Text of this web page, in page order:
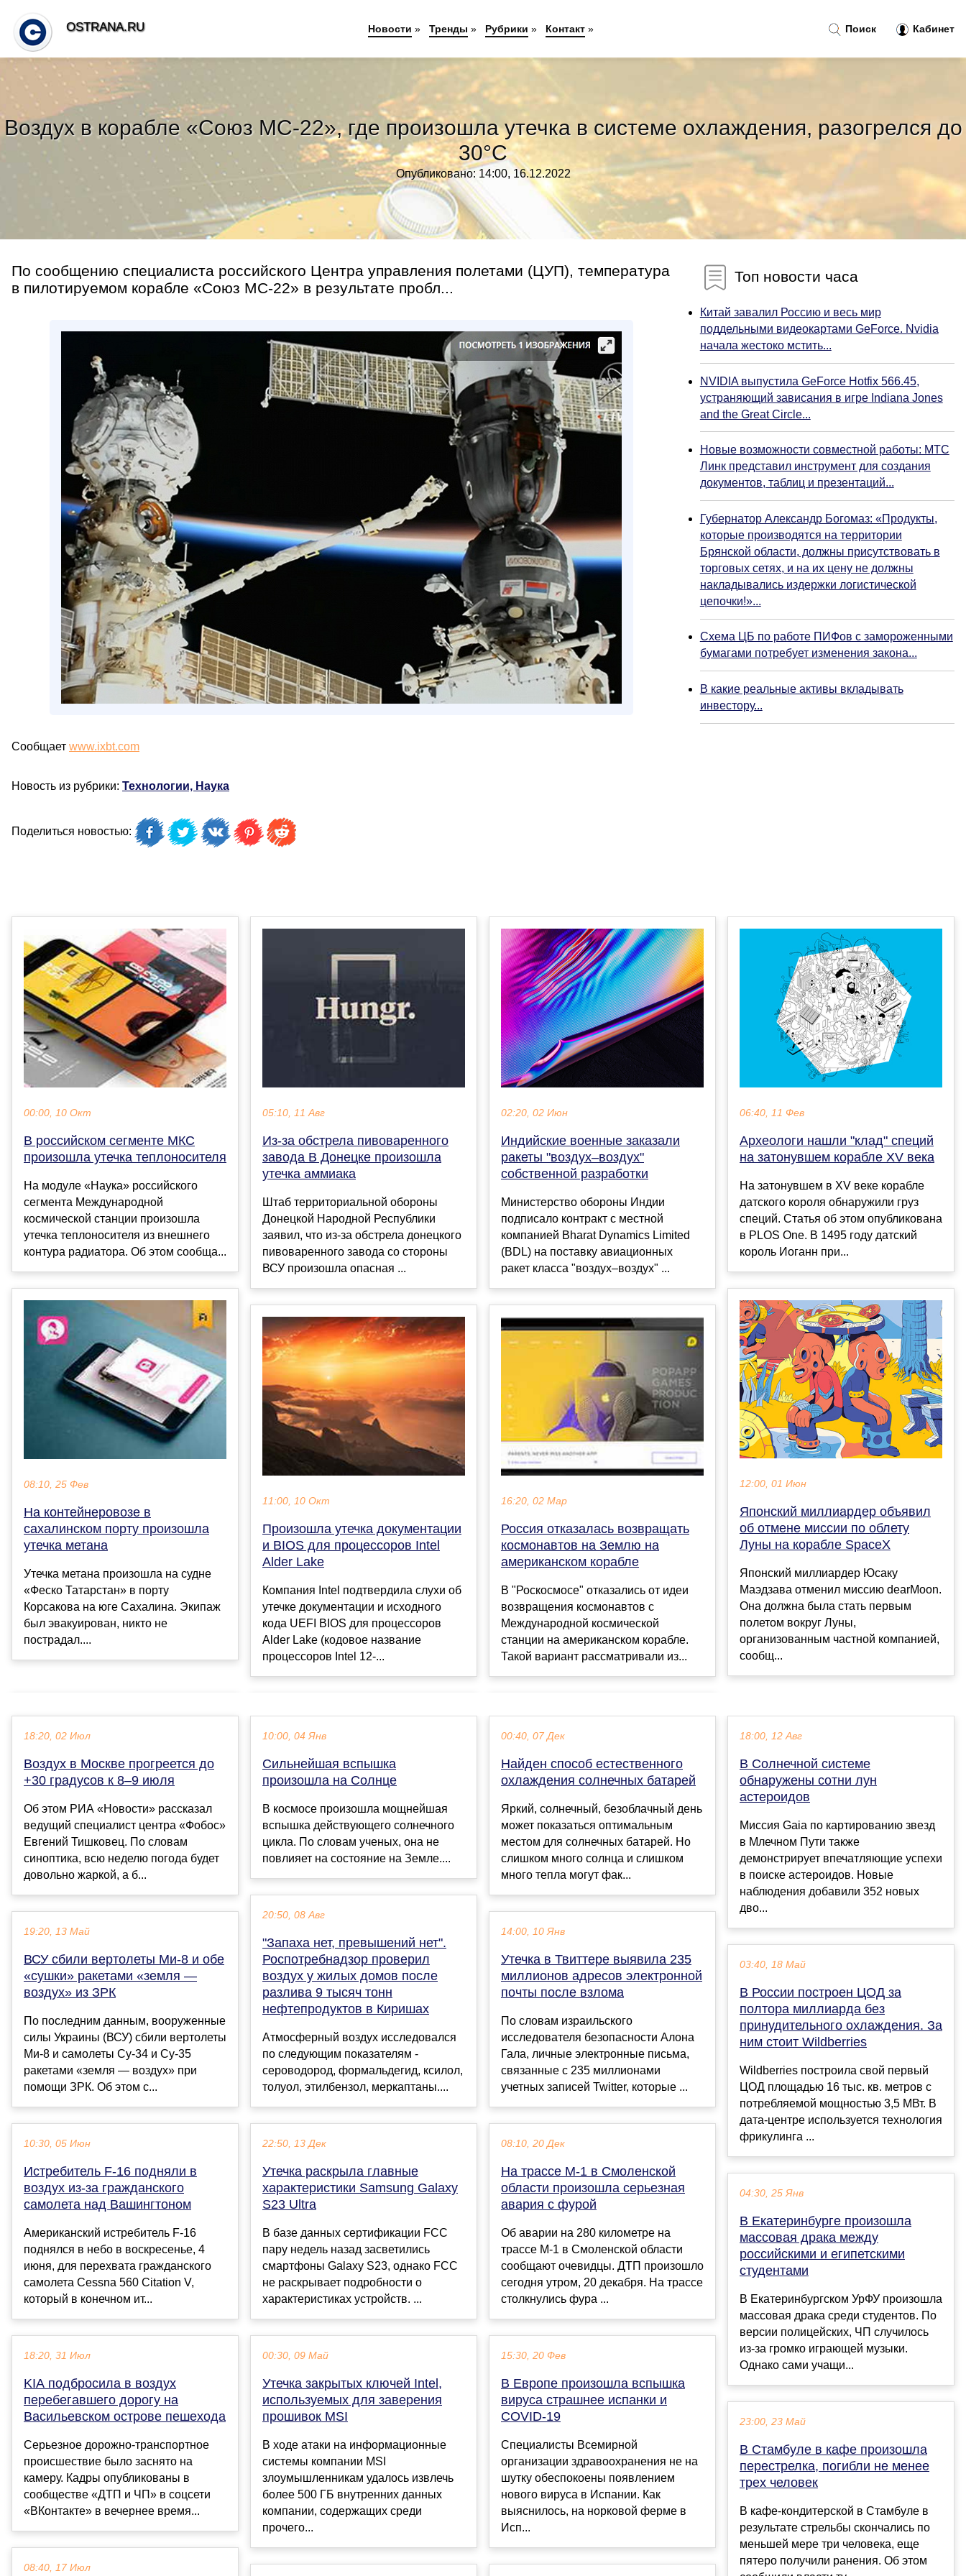
Воздух в корабле «Союз МС-22», где произошла утечка в системе охлаждения, разогрелся до
30°С
Опубликовано: 14:00, 16.12.2022
По сообщению специалиста российского Центра управления полетами (ЦУП), температура
в пилотируемом корабле «Союз МС-22» в результате пробл...
Сообщает www.ixbt.com
Новость из рубрики: Технологии, Наука
Поделиться новостью:
Топ новости часа
Китай завалил Россию и весь мир
поддельными видеокартами GeForce. Nvidia
начала жестоко мстить...
NVIDIA выпустила GeForce Hotfix 566.45,
устраняющий зависания в игре Indiana Jones
and the Great Circle...
Новые возможности совместной работы: МТС
Линк представил инструмент для создания
документов, таблиц и презентаций...
Губернатор Александр Богомаз: «Продукты,
которые производятся на территории
Брянской области, должны присутствовать в
торговых сетях, и на их цену не должны
накладывались издержки логистической
цепочки!»...
Схема ЦБ по работе ПИФов с замороженными
бумагами потребует изменения закона...
В какие реальные активы вкладывать
инвестору...
00:00, 10 Окт
В российском сегменте МКС
произошла утечка теплоносителя
На модуле «Наука» российского
сегмента Международной
космической станции произошла
утечка теплоносителя из внешнего
контура радиатора. Об этом сообща...
08:10, 25 Фев
На контейнеровозе в
сахалинском порту произошла
утечка метана
Утечка метана произошла на судне
«Феско Татарстан» в порту
Корсакова на юге Сахалина. Экипаж
был эвакуирован, никто не
пострадал....
05:10, 11 Авг
Из-за обстрела пивоваренного
завода В Донецке произошла
утечка аммиака
Штаб территориальной обороны
Донецкой Народной Республики
заявил, что из-за обстрела донецкого
пивоваренного завода со стороны
ВСУ произошла опасная ...
11:00, 10 Окт
Произошла утечка документации
и BIOS для процессоров Intel
Alder Lake
Компания Intel подтвердила слухи об
утечке документации и исходного
кода UEFI BIOS для процессоров
Alder Lake (кодовое название
процессоров Intel 12-...
02:20, 02 Июн
Индийские военные заказали
ракеты "воздух–воздух"
собственной разработки
Министерство обороны Индии
подписало контракт с местной
компанией Bharat Dynamics Limited
(BDL) на поставку авиационных
ракет класса "воздух–воздух" ...
16:20, 02 Мар
Россия отказалась возвращать
космонавтов на Землю на
американском корабле
В "Роскосмосе" отказались от идеи
возвращения космонавтов с
Международной космической
станции на американском корабле.
Такой вариант рассматривали из...
06:40, 11 Фев
Археологи нашли "клад" специй
на затонувшем корабле XV века
На затонувшем в XV веке корабле
датского короля обнаружили груз
специй. Статья об этом опубликована
в PLOS One. В 1495 году датский
король Иоганн при...
12:00, 01 Июн
Японский миллиардер объявил
об отмене миссии по облету
Луны на корабле SpaceX
Японский миллиардер Юсаку
Маэдзава отменил миссию dearMoon.
Она должна была стать первым
полетом вокруг Луны,
организованным частной компанией,
сообщ...
18:20, 02 Июл
Воздух в Москве прогреется до
+30 градусов к 8–9 июля
Об этом РИА «Новости» рассказал
ведущий специалист центра «Фобос»
Евгений Тишковец. По словам
синоптика, всю неделю погода будет
довольно жаркой, а б...
19:20, 13 Май
ВСУ сбили вертолеты Ми-8 и обе
«сушки» ракетами «земля —
воздух» из ЗРК
По последним данным, вооруженные
силы Украины (ВСУ) сбили вертолеты
Ми-8 и самолеты Су-34 и Су-35
ракетами «земля — воздух» при
помощи ЗРК. Об этом с...
10:30, 05 Июн
Истребитель F-16 подняли в
воздух из-за гражданского
самолета над Вашингтоном
Американский истребитель F-16
поднялся в небо в воскресенье, 4
июня, для перехвата гражданского
самолета Cessna 560 Citation V,
который в конечном ит...
18:20, 31 Июл
KIA подбросила в воздух
перебегавшего дорогу на
Васильевском острове пешехода
Серьезное дорожно-транспортное
происшествие было заснято на
камеру. Кадры опубликованы в
сообществе «ДТП и ЧП» в соцсети
«ВКонтакте» в вечернее время...
08:40, 17 Июл
10:00, 04 Янв
Сильнейшая вспышка
произошла на Солнце
В космосе произошла мощнейшая
вспышка действующего солнечного
цикла. По словам ученых, она не
повлияет на состояние на Земле....
20:50, 08 Авг
"Запаха нет, превышений нет".
Роспотребнадзор проверил
воздух у жилых домов после
разлива 9 тысяч тонн
нефтепродуктов в Киришах
Атмосферный воздух исследовался
по следующим показателям -
сероводород, формальдегид, ксилол,
толуол, этилбензол, меркаптаны....
22:50, 13 Дек
Утечка раскрыла главные
характеристики Samsung Galaxy
S23 Ultra
В базе данных сертификации FCC
пару недель назад засветились
смартфоны Galaxy S23, однако FCC
не раскрывает подробности о
характеристиках устройств. ...
00:30, 09 Май
Утечка закрытых ключей Intel,
используемых для заверения
прошивок MSI
В ходе атаки на информационные
системы компании MSI
злоумышленникам удалось извлечь
более 500 ГБ внутренних данных
компании, содержащих среди
прочего...
00:40, 07 Дек
Найден способ естественного
охлаждения солнечных батарей
Яркий, солнечный, безоблачный день
может показаться оптимальным
местом для солнечных батарей. Но
слишком много солнца и слишком
много тепла могут фак...
14:00, 10 Янв
Утечка в Твиттере выявила 235
миллионов адресов электронной
почты после взлома
По словам израильского
исследователя безопасности Алона
Гала, личные электронные письма,
связанные с 235 миллионами
учетных записей Twitter, которые ...
08:10, 20 Дек
На трассе М-1 в Смоленской
области произошла серьезная
авария с фурой
Об аварии на 280 километре на
трассе М-1 в Смоленской области
сообщают очевидцы. ДТП произошло
сегодня утром, 20 декабря. На трассе
столкнулись фура ...
15:30, 20 Фев
В Европе произошла вспышка
вируса страшнее испанки и
COVID-19
Специалисты Всемирной
организации здравоохранения не на
шутку обеспокоены появлением
нового вируса в Испании. Как
выяснилось, на норковой ферме в
Исп...
18:00, 12 Авг
В Солнечной системе
обнаружены сотни лун
астероидов
Миссия Gaia по картированию звезд
в Млечном Пути также
демонстрирует впечатляющие успехи
в поиске астероидов. Новые
наблюдения добавили 352 новых
дво...
03:40, 18 Май
В России построен ЦОД за
полтора миллиарда без
принудительного охлаждения. За
ним стоит Wildberries
Wildberries построила свой первый
ЦОД площадью 16 тыс. кв. метров с
потребляемой мощностью 3,5 МВт. В
дата-центре используется технология
фрикулинга ...
04:30, 25 Янв
В Екатеринбурге произошла
массовая драка между
российскими и египетскими
студентами
В Екатеринбургском УрФУ произошла
массовая драка среди студентов. По
версии полицейских, ЧП случилось
из-за громко играющей музыки.
Однако сами учащи...
23:00, 23 Май
В Стамбуле в кафе произошла
перестрелка, погибли не менее
трех человек
В кафе-кондитерской в Стамбуле в
результате стрельбы скончались по
меньшей мере три человека, еще
пятеро получили ранения. Об этом
Поиск Кабинет
OSTRANA.RU Новости » Тренды » Рубрики » Контакт»